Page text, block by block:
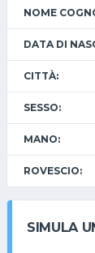
NOME
DATA DI
CITTÀ:
SESSO:
MANO:
ROVESCIO:
SIMULA